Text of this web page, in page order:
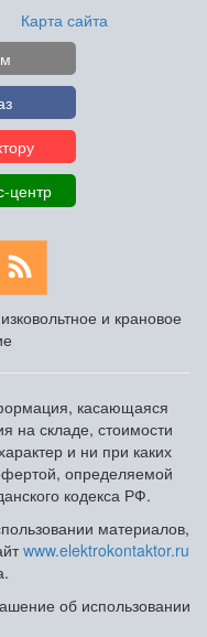
Карта сайта
центр
и крановое
касающаяся
на складе, стоимости
и ни при каких
определяемой
кодекса РФ.
материалов,
www.elektrokontaktor.ru
об использовании